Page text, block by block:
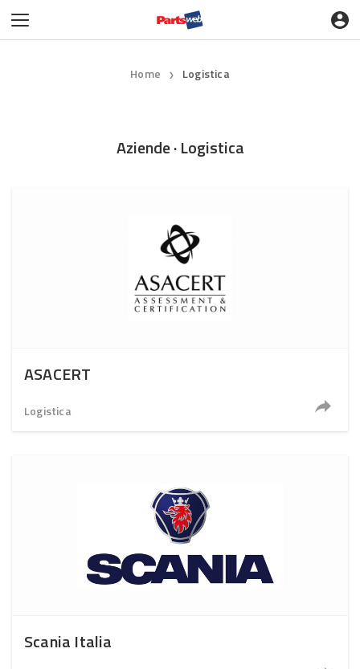
Home ❯ Logistica
Aziende · Logistica
ASACERT
Logistica
Scania Italia